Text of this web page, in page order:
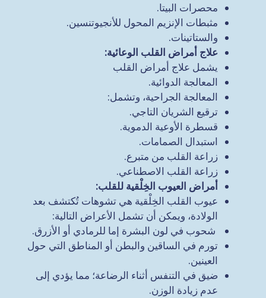
محصرات البيتا.
مثبطات الإنزيم المحول للأنجيوتنسين.
والستاتينات.
علاج أمراض القلب الوعائية:
يشمل علاج أمراض القلب
المعالجة الدوائية.
المعالجة الجراحية، وتشمل:
ترقيع الشريان التاجي.
قسطرة الأوعية الدموية.
استبدال الصمامات.
زراعة القلب من متبرع.
زراعة القلب الاصطناعي.
أمراض العيوب الخِلْقية للقلب:
عيوب القلب الخِلْقية هي تشوهات تُكتشف بعد
الولادة، ويمكن أن تشمل الأعراض التالية:
شحوب في لون البشرة إما للرمادي أو الأزرق.
تورم في الساقين والبطن أو المناطق التي حول
العينين.
ضيق في التنفس أثناء الرضاعة؛ مما يؤدي إلى
عدم زيادة الوزن.